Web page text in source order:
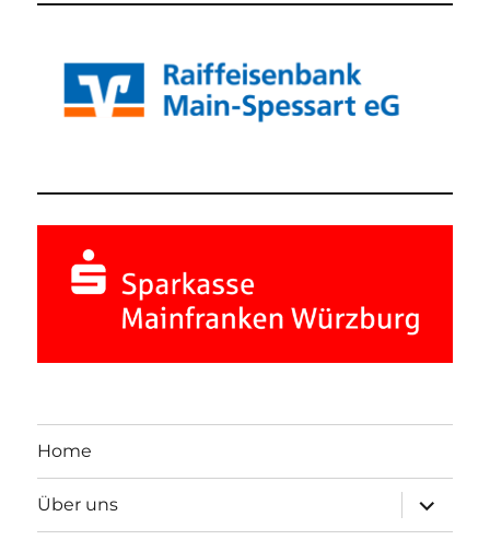
Home
Über uns
öffnen